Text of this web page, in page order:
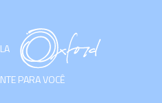
PARA VOCÊ